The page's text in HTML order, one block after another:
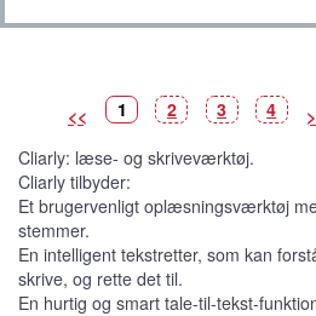
<< B
i
e
d
e
1V
t
b
i
l
l
e
)
B
i
e
2 B
i
e
3 B
i4
Cliarly: læse- og skriveværktøj.
Cliarly tilbyder:
Et brugervenligt oplæsningsværktøj
stemmer.
En intelligent tekstretter, som kan
skrive, og rette det til.
En hurtig og smart tale-til-tekst-